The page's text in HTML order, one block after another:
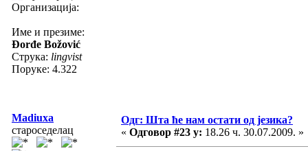
Организација:
Име и презиме:
Đorđe Božović
Струка: lingvist
Поруке: 4.322
Madiuxa
староседелац
Одг: Шта ће нам остати од језика?
« Одговор #23 у: 18.26 ч. 30.07.2009. »